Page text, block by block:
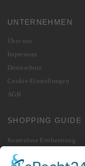
UNTERNEHMEN
Über uns
Impressum
Datenschutz
Cookie-Einstellungen
AGB
SHOPPING GUIDE
Kostenlose Erstberatung
Lieferung